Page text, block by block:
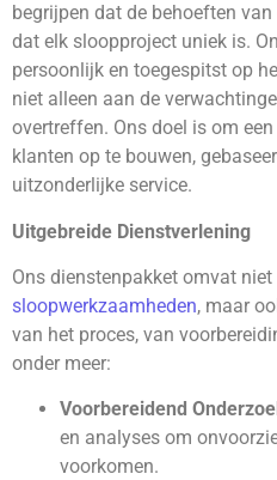
begrijpen dat de behoeften
dat elk sloopproject uniek is.
persoonlijk en toegespitst op
niet alleen aan de
overtreffen. Ons doel is om
klanten op te bouwen,
uitzonderlijke service.
Uitgebreide Dienstverlening
Ons dienstenpakket omvat
sloopwerkzaamheden, maar
van het proces, van
onder meer:
Voorbereidend
en analyses om
voorkomen.